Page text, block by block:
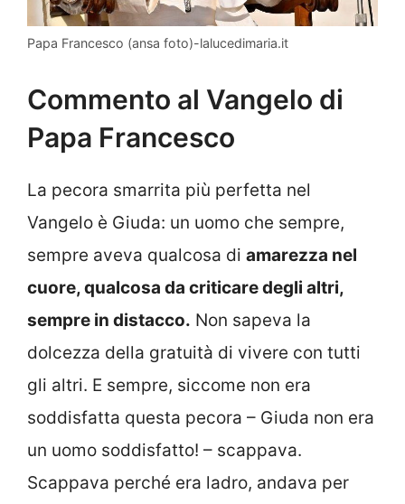
Papa Francesco (ansa foto)-lalucedimaria.it
Commento al Vangelo di
Papa Francesco
La pecora smarrita più perfetta nel
Vangelo è Giuda: un uomo che sempre,
sempre aveva qualcosa di amarezza nel
cuore, qualcosa da criticare degli altri,
sempre in distacco. Non sapeva la
dolcezza della gratuità di vivere con tutti
gli altri. E sempre, siccome non era
soddisfatta questa pecora – Giuda non era
un uomo soddisfatto! – scappava.
Scappava perché era ladro, andava per